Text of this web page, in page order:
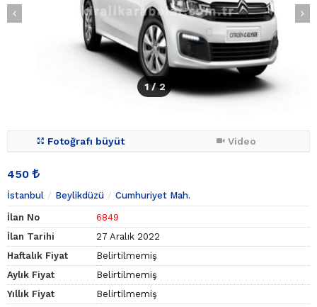
1/ 2
Fotoğrafı büyüt Video
450
İstanbul Beylikdüzü Cumhuriyet Mah.
İlan No
6849
İlan Tarihi
27 Aralık 2022
Haftalık Fiyat
Belirtilmemiş
Aylık Fiyat
Belirtilmemiş
Yıllık Fiyat
Belirtilmemiş